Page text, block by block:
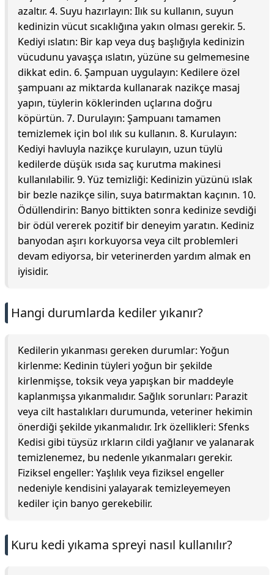
azaltır. 4. Suyu hazırlayın: Ilık su kullanın, suyun
kedinizin vücut sıcaklığına yakın olması gerekir. 5.
Kediyi ıslatın: Bir kap veya duş başlığıyla kedinizin
vücudunu yavaşça ıslatın, yüzüne su gelmemesine
dikkat edin. 6. Şampuan uygulayın: Kedilere özel
şampuanı az miktarda kullanarak nazikçe masaj
yapın, tüylerin köklerinden uçlarına doğru
köpürtün. 7. Durulayın: Şampuanı tamamen
temizlemek için bol ılık su kullanın. 8. Kurulayın:
Kediyi havluyla nazikçe kurulayın, uzun tüylü
kedilerde düşük ısıda saç kurutma makinesi
kullanılabilir. 9. Yüz temizliği: Kedinizin yüzünü ıslak
bir bezle nazikçe silin, suya batırmaktan kaçının. 10.
Ödüllendirin: Banyo bittikten sonra kedinize sevdiği
bir ödül vererek pozitif bir deneyim yaratın. Kediniz
banyodan aşırı korkuyorsa veya cilt problemleri
devam ediyorsa, bir veterinerden yardım almak en
iyisidir.
Hangi durumlarda kediler yıkanır?
Kedilerin yıkanması gereken durumlar: Yoğun
kirlenme: Kedinin tüyleri yoğun bir şekilde
kirlenmişse, toksik veya yapışkan bir maddeyle
kaplanmışsa yıkanmalıdır. Sağlık sorunları: Parazit
veya cilt hastalıkları durumunda, veteriner hekimin
önerdiği şekilde yıkanmalıdır. Irk özellikleri: Sfenks
Kedisi gibi tüysüz ırkların cildi yağlanır ve yalanarak
temizlenemez, bu nedenle yıkanmaları gerekir.
Fiziksel engeller: Yaşlılık veya fiziksel engeller
nedeniyle kendisini yalayarak temizleyemeyen
kediler için banyo gerekebilir.
Kuru kedi yıkama spreyi nasıl kullanılır?